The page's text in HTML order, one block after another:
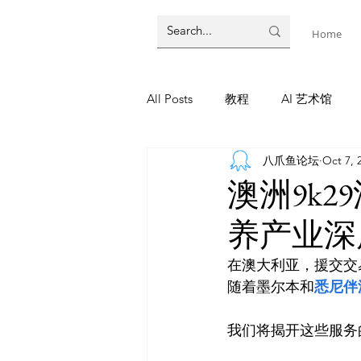
Home
All Posts 教程 AI 艺术馆
AI 工具 AI Tool
灵感库 AI 新闻
澳洲
养产业
八爪鱼论坛 Oct 7,
在澳大利亚，援交
随着墨尔本和悉尼
我们将揭开这些服